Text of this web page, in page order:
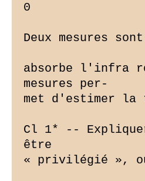
0
Deux mesures
absorbe l'infra
mesures per-
met d'estimer la
Cl 1* --
être
« privilégié »,